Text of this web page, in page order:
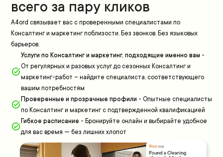
всего за пару кликов
A4ord связывает вас с проверенными специалистами по
Консалтинг и маркетинг поблизости. Без звонков. Без языковых
барьеров.
Услуги по Консалтинг и маркетинг, подходящие именно вам -
От регулярных и разовых услуг до сезонных Консалтинг и
маркетинг-работ – найдите специалиста, соответствующего
вашим потребностям
Проверенные и прозрачные профили - Опытные специалисты
по Консалтинг и маркетинг с подтвержденной квалификацией
Гибкое расписание - Бронируйте онлайн и выбирайте удобное
для вас время — без лишних хлопот